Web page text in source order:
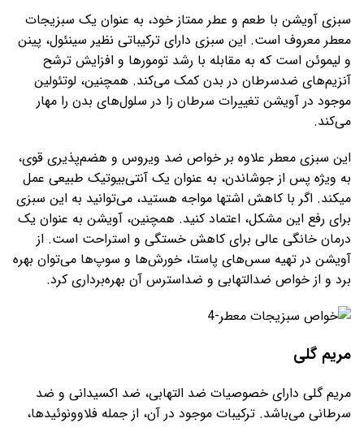
سبزی آویشن با طعم و عطر ممتاز خود، به عنوان یک سبزیجات
معطر معروف است. این سبزی دارای ترکیباتی نظیر سینئول، پینن
و لیموئن است که به مقابله با رشد تومورها و افزایش ترشح
آنزیم‌های ضدسرطان در بدن کمک می‌کند. همچنین، لوتئولین
موجود در آویشن تغییرات سرطان زا در سلول‌های بدن را مهار
می‌کند.
این سبزی معطر علاوه بر خواص ضد ویروس و هضم‌پذیری قوی،
به ویژه پس از جوشاندن، به عنوان یک آنتی‌بیوتیک طبیعی عمل
میکند. اگر با کاهش اشتها مواجه هستید، می‌توانید به این سبزی
برای رفع این مشکل، اعتماد کنید. همچنین، آویشن به عنوان یک
درمان خانگی عالی برای کاهش خستگی و استراحت است. از
آویشن در تهیه سس‌های پاستا، خورش‌ها و سوپ‌ها می‌توان بهره
برد و از خواص ضدالتهابی و ضداسترس آن بهره‌برداری کرد.
مریم گلی
مریم گلی دارای خصوصیات ضد التهابی، ضد اکسیدانی و ضد
سرطانی می‌باشد. ترکیبات موجود در آن، از جمله فلاوونوئیدها،